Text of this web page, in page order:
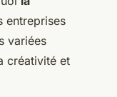
entreprises
variées
créativité et